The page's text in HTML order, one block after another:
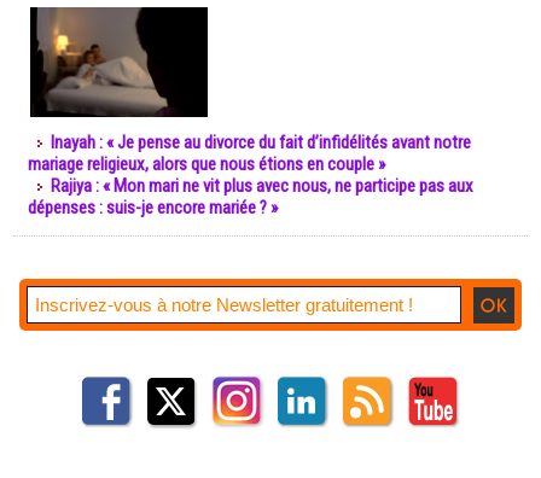
Inayah : « Je pense au divorce du fait d’infidélités avant notre
mariage religieux, alors que nous étions en couple »
Rajiya : « Mon mari ne vit plus avec nous, ne participe pas aux
dépenses : suis-je encore mariée ? »